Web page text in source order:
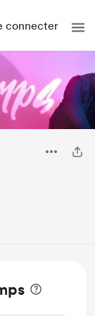
connecter